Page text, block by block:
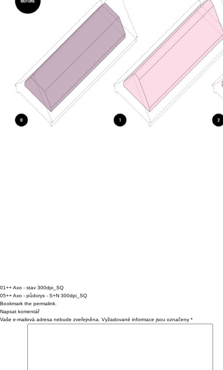
01++ Axo - stav 300dpi_SQ
05++ Axo - půdorys - S+N 300dpi_SQ
Bookmark the permalink
Napsat komentář
Vaše e-mailová adresa nebude zveřejněna.
Vyžadované informace jsou označeny *